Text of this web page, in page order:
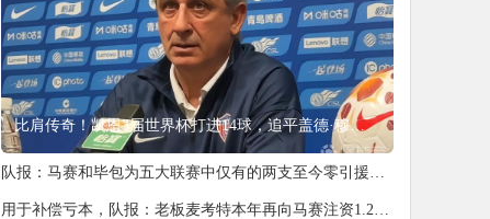
比肩传奇！凯恩3届世界杯打进14球，追平盖德·穆勒并排前史第5
队报：马赛和毕包为五大联赛中仅有的两支至今零引援的
用于补偿亏本，队报：老板麦考特本年再向马赛注资1.2亿